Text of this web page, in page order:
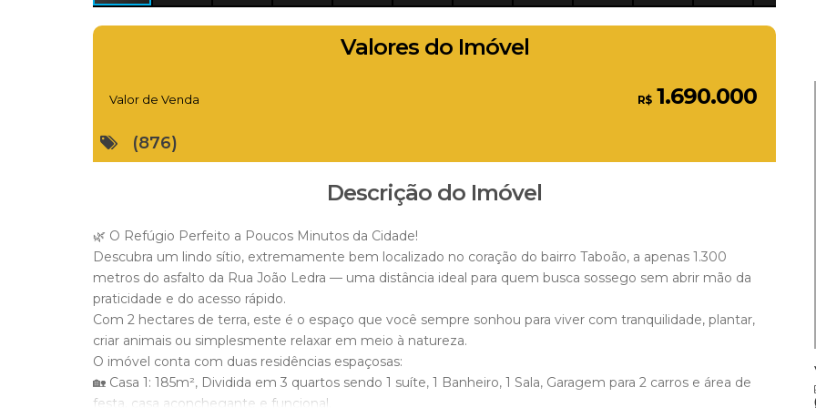
Valores do Imóvel
R$1.690.000
Valor de Venda
(876)
Descrição do Imóvel
🌿 O Refúgio Perfeito a Poucos Minutos da Cidade!
Descubra um lindo sítio, extremamente bem localizado no coração do bairro Taboão, a apenas 1.300
metros do asfalto da Rua João Ledra — uma distância ideal para quem busca sossego sem abrir mão da
praticidade e do acesso rápido.
Com 2 hectares de terra, este é o espaço que você sempre sonhou para viver com tranquilidade, plantar,
criar animais ou simplesmente relaxar em meio à natureza.
O imóvel conta com duas residências espaçosas:
🏡 Casa 1: 185m², Dividida em 3 quartos sendo 1 suíte, 1 Banheiro, 1 Sala, Garagem para 2 carros e área de
festa, casa aconchegante e funcional.
JAIR ELIAS
CRECI 37412F
+55 (47) 98871-8191
ANDRÉ FINARDI
CRECI41902F